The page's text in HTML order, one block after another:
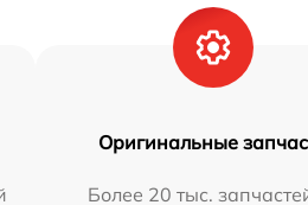
Оригинальные
Более 20 тыс.